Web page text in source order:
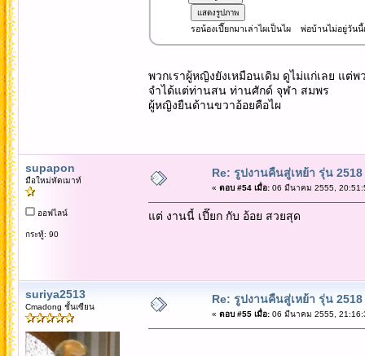
รอน้องเปี๊ยกมาเล่าไผเป็นไผ พ่อบ้านไม่อยู่วันนี้เ
พวกเราผู้หญิงยังเหมือนเดิม ดูไม่แก่เลย แต่
จำได้แต่ท่านสน ท่านศักด์ จุฬา สมพร
ผู้หญิงยืนด้านขวาอ้อยคือไผ
supapon
มือใหม่หัดเมาท์
ออฟไลน์
กระทู้: 90
Re: รูปงานคืนสู่เหย้า รุ่น 2518
« ตอบ #54 เมื่อ:06 มีนาคม 2555,
แต่ งานนี้ เปี๊ยก กับ อ้อย สวยสุด
suriya2513
Cmadong ชั้นเซียน
Re: รูปงานคืนสู่เหย้า รุ่น 2518
« ตอบ #55 เมื่อ:06 มีนาคม 2555,